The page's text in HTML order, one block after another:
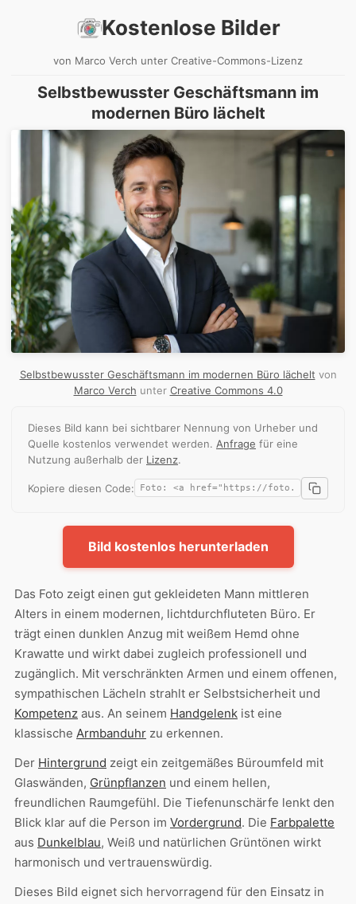
Kostenlose Bilder
von Marco Verch unter Creative-Commons-Lizenz
Selbstbewusster Geschäftsmann im
modernen Büro lächelt
Selbstbewusster Geschäftsmann im modernen Büro lächelt von
Marco Verch unter Creative Commons 4.0
Dieses Bild kann bei sichtbarer Nennung von Urheber und
Quelle kostenlos verwendet werden. Anfrage für eine
Nutzung außerhalb der Lizenz.
Kopiere diesen Code:
Bild kostenlos herunterladen
Das Foto zeigt einen gut gekleideten Mann mittleren
Alters in einem modernen, lichtdurchfluteten Büro. Er
trägt einen dunklen Anzug mit weißem Hemd ohne
Krawatte und wirkt dabei zugleich professionell und
zugänglich. Mit verschränkten Armen und einem offenen,
sympathischen Lächeln strahlt er Selbstsicherheit und
Kompetenz aus. An seinem Handgelenk ist eine
klassische Armbanduhr zu erkennen.
Der Hintergrund zeigt ein zeitgemäßes Büroumfeld mit
Glaswänden, Grünpflanzen und einem hellen,
freundlichen Raumgefühl. Die Tiefenunschärfe lenkt den
Blick klar auf die Person im Vordergrund. Die Farbpalette
aus Dunkelblau, Weiß und natürlichen Grüntönen wirkt
harmonisch und vertrauenswürdig.
Dieses Bild eignet sich hervorragend für den Einsatz in